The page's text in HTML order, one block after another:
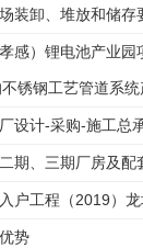
装卸、堆放和储存
感）锂电池产业园
锈钢工艺管道系统
设计-采购-施工总
期、三期厂房及配
户工程（2019）
势